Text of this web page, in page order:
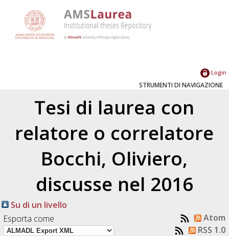
Login
STRUMENTI DI NAVIGAZIONE
Tesi di laurea con
relatore o correlatore
Bocchi, Oliviero,
discusse nel 2016
Su di un livello
Esporta come
Atom
RSS 1.0